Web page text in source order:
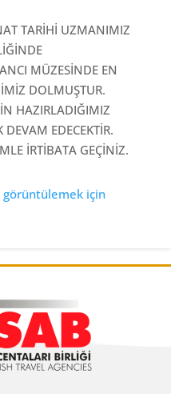
TARİHİ UZMANIMIZ
MÜZESİNDE EN
DOLMUŞTUR.
HAZIRLADIĞIMIZ
EDECEKTİR.
İRTİBATA GEÇİNİZ.
görüntülemek için